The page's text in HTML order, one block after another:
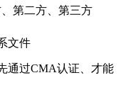
第二方、第三方
文件
通过CMA认证、才能